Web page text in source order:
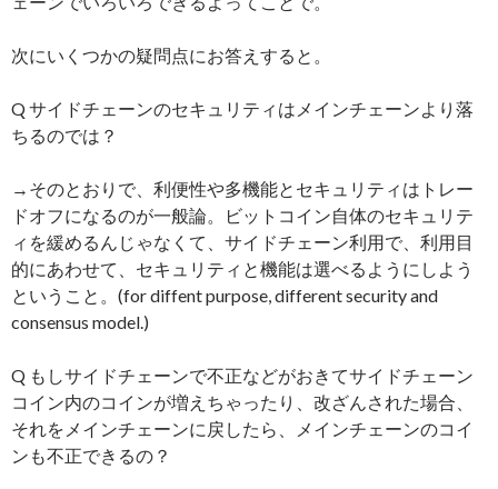
次にいくつかの疑問点にお答えすると。
Q サイドチェーンのセキュリティはメインチェーンより落
ちるのでは？
→そのとおりで、利便性や多機能とセキュリティはトレー
ドオフになるのが一般論。ビットコイン自体のセキュリテ
ィを緩めるんじゃなくて、サイドチェーン利用で、利用目
的にあわせて、セキュリティと機能は選べるようにしよう
ということ。(for diffent purpose, different security and
consensus model.)
Q もしサイドチェーンで不正などがおきてサイドチェーン
コイン内のコインが増えちゃったり、改ざんされた場合、
それをメインチェーンに戻したら、メインチェーンのコイ
ンも不正できるの？